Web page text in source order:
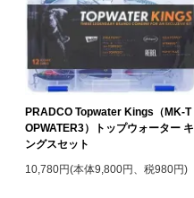
PRADCO Topwater Kings（MK-T
OPWATER3）トップウォーター キ
ングスセット
10,780円(本体9,800円、税980円)